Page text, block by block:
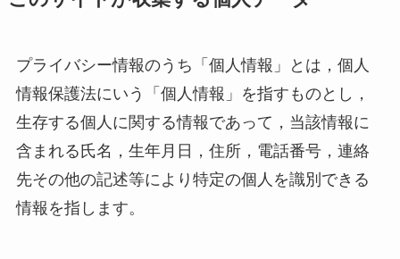
プライバシー情報のうち「個人情報」とは，個人
情報保護法にいう「個人情報」を指すものとし，
生存する個人に関する情報であって，当該情報に
含まれる氏名，生年月日，住所，電話番号，連絡
先その他の記述等により特定の個人を識別できる
情報を指します。